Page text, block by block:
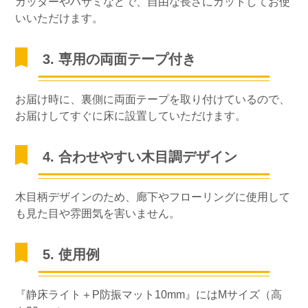
いいただけます。
3. 専用の両面テープ付き
お届け時に、裏側に両面テープを取り付けているので、
お届けしてすぐに床に設置していただけます。
4. 合わせやすい木目調デザイン
木目柄デザインのため、廊下やフローリングに使用して
も見た目や雰囲気を害いません。
5. 使用例
『静床ライト＋P防振マット10mm』にはMサイズ（高